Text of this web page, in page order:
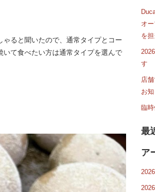
ると聞いたので、通常タイプとコー
て食べたい方は通常タイプを選んで
オ
を
す
店
お
臨
最
ア